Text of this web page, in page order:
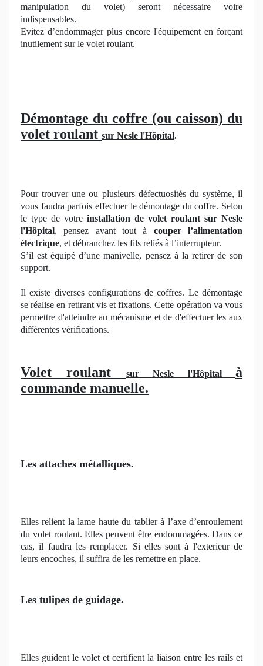
manipulation du volet) seront nécessaire voire
indispensables.
Evitez d’endommager plus encore l'équipement en forçant
inutilement sur le volet roulant.
Démontage du coffre (ou caisson) du
volet roulant sur Nesle l'Hôpital.
Pour trouver une ou plusieurs défectuosités du système, il
vous faudra parfois effectuer le démontage du coffre. Selon
le type de votre installation de volet roulant sur Nesle
l'Hôpital, pensez avant tout à couper l’alimentation
électrique, et débranchez les fils reliés à l’interrupteur.
S’il est équipé d’une manivelle, pensez à la retirer de son
support.
Il existe diverses configurations de coffres. Le démontage
se réalise en retirant vis et fixations. Cette opération va vous
permettre d'atteindre au mécanisme et de d'effectuer les aux
différentes vérifications.
Volet roulant sur Nesle l'Hôpitalà
commande manuelle.
Les attaches métalliques.
Elles relient la lame haute du tablier à l’axe d’enroulement
du volet roulant. Elles peuvent être endommagées. Dans ce
cas, il faudra les remplacer. Si elles sont à l'exterieur de
leurs encoches, il suffira de les remettre en place.
Les tulipes de guidage.
Elles guident le volet et certifient la liaison entre les rails et